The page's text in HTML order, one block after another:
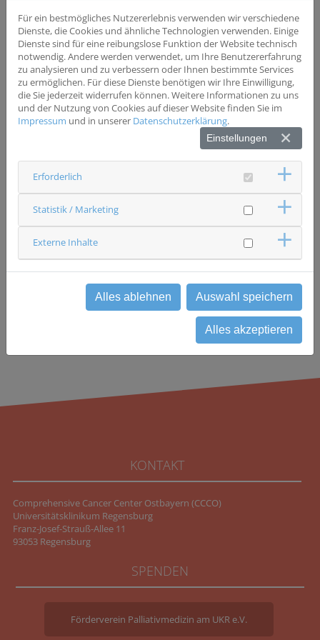
Diagnosestellung bzw. Therapiestart nicht älter als 4
Wochen.
Status
rekrutierend
VK&K Studien GbR
Studienzentrum
0871 97403449
studien(at)vehling-kaiser.de
zurück
KONTAKT
Comprehensive Cancer Center Ostbayern (CCCO)
Universitätsklinikum Regensburg
Franz-Josef-Strauß-Allee 11
93053 Regensburg
SPENDEN
Förderverein Palliativmedizin am UKR e.V.
Für ein bestmögliches Nutzererlebnis verwenden wir verschiedene
Dienste, die Cookies und ähnliche Technologien verwenden. Einige
Dienste sind für eine reibungslose Funktion der Website technisch
notwendig. Andere werden verwendet, um Ihre Benutzererfahrung
zu analysieren und zu verbessern oder Ihnen bestimmte Services
zu ermöglichen. Für diese Dienste benötigen wir Ihre Einwilligung,
die Sie jederzeit widerrufen können. Weitere Informationen zu uns
und der Nutzung von Cookies auf dieser Website finden Sie im
Impressum und in unserer Datenschutzerklärung.
Einstellungen
Erforderlich
Statistik / Marketing
Externe Inhalte
Alles ablehnen Auswahl speichern
Alles akzeptieren